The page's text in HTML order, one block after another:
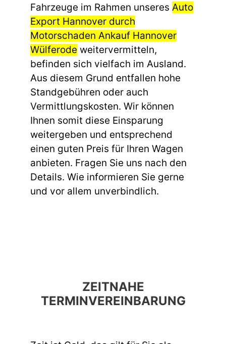
Fahrzeuge im Rahmen unseres Auto
Export Hannover durch
Motorschaden Ankauf Hannover
Wülferode weitervermitteln,
befinden sich vielfach im Ausland.
Aus diesem Grund entfallen hohe
Standgebühren oder auch
Vermittlungskosten. Wir können
Ihnen somit diese Einsparung
weitergeben und entsprechend
einen guten Preis für Ihren Wagen
anbieten. Fragen Sie uns nach den
Details. Wie informieren Sie gerne
und vor allem unverbindlich.
ZEITNAHE
TERMINVEREINBARUNG